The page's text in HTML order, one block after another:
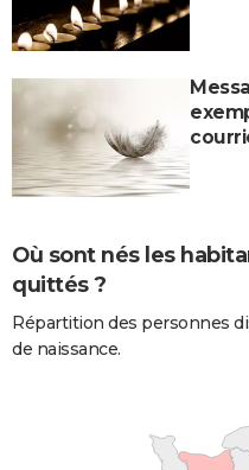
Où sont nés les
quittés ?
Répartition des personnes
de naissance.